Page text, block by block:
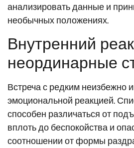
анализировать данные и
необычных положениях.
Внутренний
неординарные
Встреча с редким неизбежно
эмоциональной реакцией.
способен различаться от
вплоть до беспокойства и
соотношении от формы